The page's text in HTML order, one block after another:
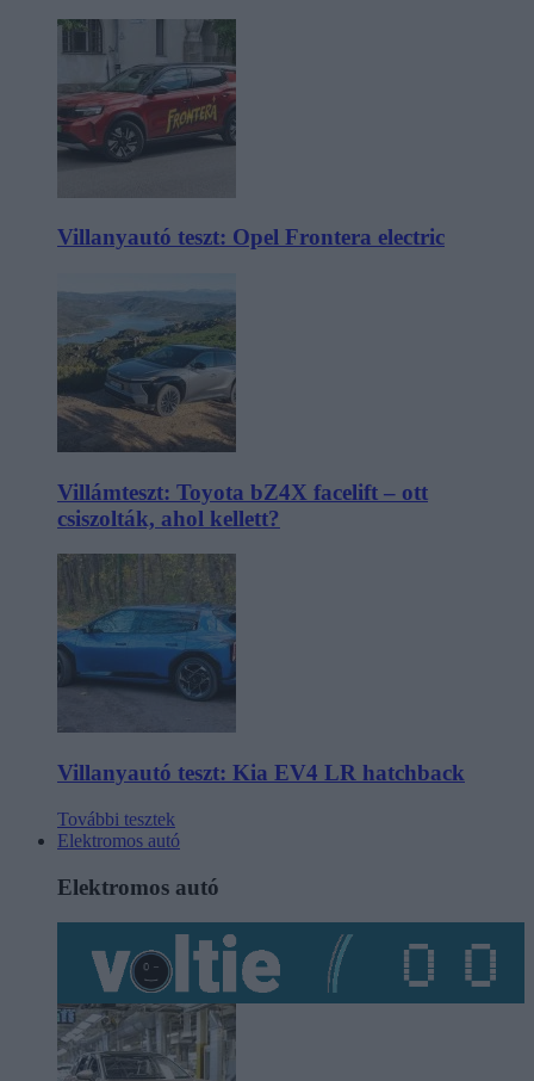
Villanyautó teszt: Opel Frontera electric
Villámteszt: Toyota bZ4X facelift – ott
csiszolták, ahol kellett?
Villanyautó teszt: Kia EV4 LR hatchback
További tesztek
Elektromos autó
Elektromos autó